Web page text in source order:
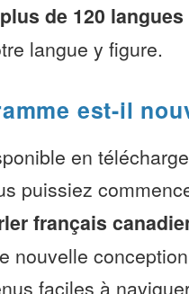
de 120 langues
langue y figure.
est-il
en
puissiez
français
nouvelle
faciles à